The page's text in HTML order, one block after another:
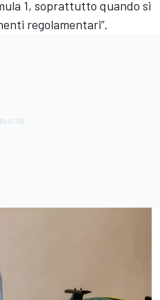
1, soprattutto quando si
regolamentari”.